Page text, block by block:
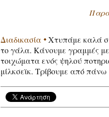
Διαδικασία
Χτυπάμε καλά
το γάλα. Κάνουμε γραμμές
τοιχώματα ενός ψηλού
μίλκσεϊκ. Τρίβουμε από πάνω